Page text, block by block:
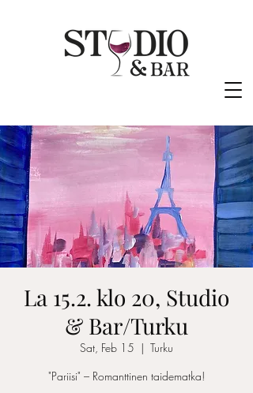
La 15.2. klo 20, Studio
& Bar/Turku
Sat, Feb 15
  |
Turku
"Pariisi" – Romanttinen taidematka!